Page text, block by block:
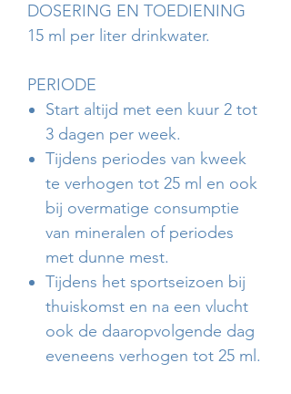
DOSERING EN TOEDIENING
15 ml per liter drinkwater.
PERIODE
Start altijd met een kuur 2 tot
3 dagen per week.
Tijdens periodes van kweek
te verhogen tot 25 ml en ook
bij overmatige consumptie
van mineralen of periodes
met dunne mest.
Tijdens het sportseizoen bij
thuiskomst en na een vlucht
ook de daaropvolgende dag
eveneens verhogen tot 25 ml.